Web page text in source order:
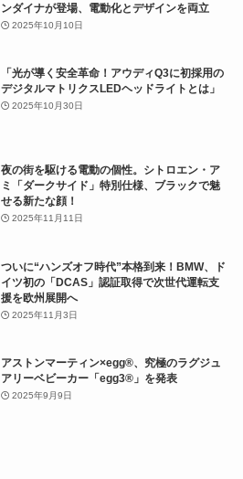
ンダイナが登場、電動化とデザインを両立
2025年10月10日
「光が導く安全革命！アウディQ3に初採用の
デジタルマトリクスLEDヘッドライトとは」
2025年10月30日
夜の街を駆ける電動の個性。シトロエン・ア
ミ「ダークサイド」特別仕様、ブラックで魅
せる新たな顔！
2025年11月11日
ついに“ハンズオフ時代”本格到来！BMW、ド
イツ初の「DCAS」認証取得で次世代運転支
援を欧州展開へ
2025年11月3日
アストンマーティン×egg®、究極のラグジュ
アリーベビーカー「egg3®」を発表
2025年9月9日